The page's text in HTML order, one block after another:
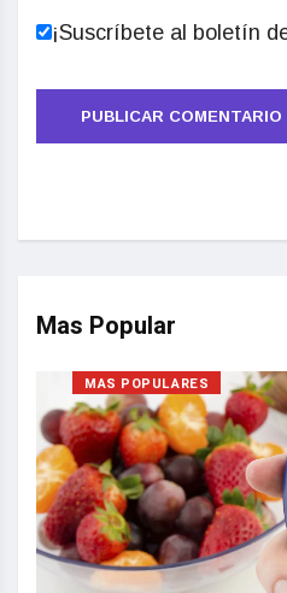
¡Suscríbete al boletín
Mas Popular
MAS POPULARES